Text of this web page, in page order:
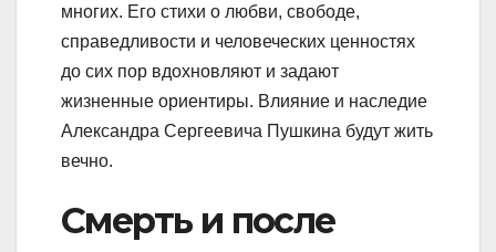
многих. Его стихи о любви, свободе,
справедливости и человеческих ценностях
до сих пор вдохновляют и задают
жизненные ориентиры. Влияние и наследие
Александра Сергеевича Пушкина будут жить
вечно.
Смерть и после